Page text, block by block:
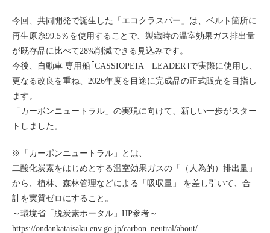
今回、共同開発で誕生した「エコクラスパー」は、ベルト箇所に
再生原糸99.5％を使用することで、製織時の温室効果ガス排出量
が既存品に比べて28%削減できる見込みです。
今後、自動車 専用船｢CASSIOPEIA LEADER｣で実際に使用し、
更なる改良を重ね、2026年度を目途に完成品の正式販売を目指し
ます。
「カーボンニュートラル」の実現に向けて、新しい一歩がスター
トしました。
※「カーボンニュートラル」とは、
二酸化炭素をはじめとする温室効果ガスの「（人為的）排出量」
から、植林、森林管理などによる「吸収量」 を差し引いて、合
計を実質ゼロにすること。
～環境省「脱炭素ポータル」HP参考～
https://ondankataisaku.env.go.jp/carbon_neutral/about/